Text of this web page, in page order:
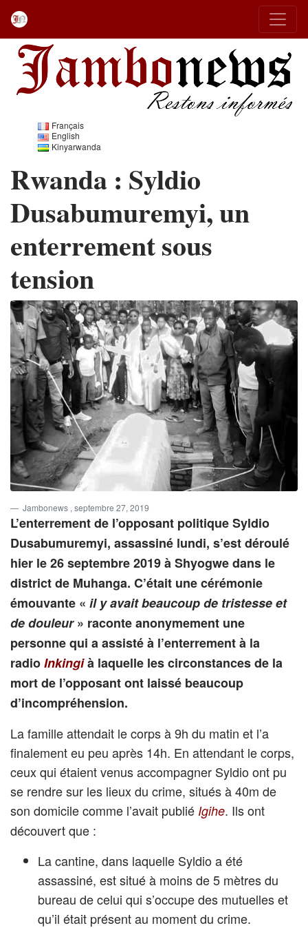
Français
English
Kinyarwanda
Rwanda : Syldio
Dusabumuremyi, un
enterrement sous
tension
Jambonews , septembre 27, 2019
L’enterrement de l’opposant politique Syldio
Dusabumuremyi, assassiné lundi, s’est déroulé
hier le 26 septembre 2019 à Shyogwe dans le
district de Muhanga. C’était une cérémonie
émouvante « il y avait beaucoup de tristesse et
de douleur» raconte anonymement une
personne qui a assisté à l’enterrement à la
radioInkingià laquelle les circonstances de la
mort de l’opposant ont laissé beaucoup
d’incompréhension.
La famille attendait le corps à 9h du matin et l’a
finalement eu peu après 14h. En attendant le corps,
ceux qui étaient venus accompagner Syldio ont pu
se rendre sur les lieux du crime, situés à 40m de
son domicile comme l’avait publié Igihe. Ils ont
découvert que :
La cantine, dans laquelle Syldio a été
assassiné, est situé à moins de 5 mètres du
bureau de celui qui s’occupe des mutuelles et
qu’il était présent au moment du crime.